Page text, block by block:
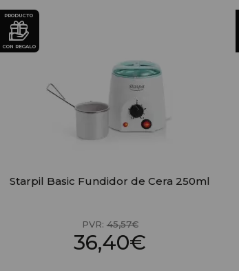
PRODUCTO
CON REGALO
Starpil Basic Fundidor de Cera 250ml
PVR:45,57€
36,40€